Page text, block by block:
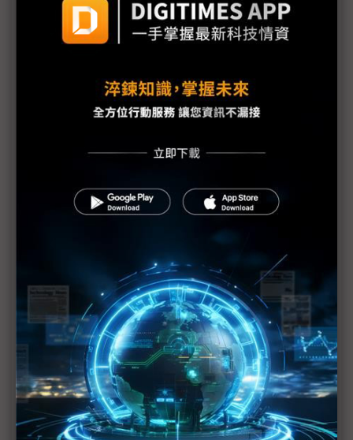
南韓風蕭蕭 交期延後面板設備業空瘦
中國雨飄飄 面板投產全面遞延
1月全球手機面板出貨量驟減26% 1Q20悲觀
歐美疫情延燒 面板價格守不住
三星電視、現代起亞斯洛伐克廠停工1~2週
LGD廣州廠擬5月投產 中系FPD新廠估減28%
疫情導致訂單消長 2Q需求衝擊見真章
中國顯示器偏光板供給減少 疫情長期化添變數
面板供需雙降 短期內難平衡
面板不足3月加劇 電視生產損失恐蔓延至5月
主力品牌備貨不減 電視面板價格續漲